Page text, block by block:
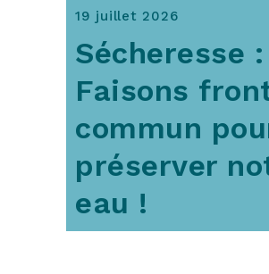
19 juillet 2026
Sécheresse :
Faisons
commun
préserver
eau !